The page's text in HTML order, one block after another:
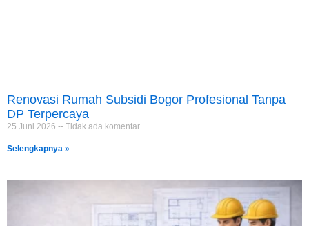
Renovasi Rumah Subsidi Bogor Profesional Tanpa
DP Terpercaya
25 Juni 2026 Tidak ada komentar
Selengkapnya »